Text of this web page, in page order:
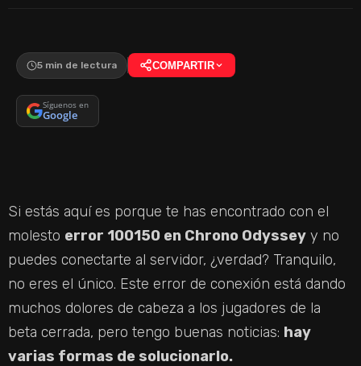
5 min de lectura COMPARTIR
Síguenos en
Google
Si estás aquí es porque te has encontrado con el
molesto error 100150 en Chrono Odyssey y no
puedes conectarte al servidor, ¿verdad? Tranquilo,
no eres el único. Este error de conexión está dando
muchos dolores de cabeza a los jugadores de la
beta cerrada, pero tengo buenas noticias: hay
varias formas de solucionarlo.